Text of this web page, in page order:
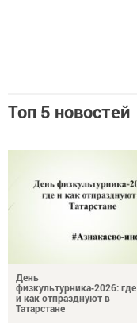
Топ 5 новостей
День
физкультурника‑2026: где
и как отпразднуют в
Татарстане